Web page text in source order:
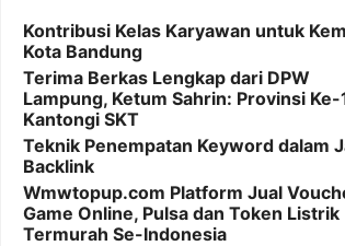
Kontribusi Kelas Karyawan untuk
Kota Bandung
Terima Berkas Lengkap dari DPW
Lampung, Ketum Sahrin: Provinsi Ke-
Kantongi SKT
Teknik Penempatan Keyword dalam
Backlink
Wmwtopup.com Platform Jual
Game Online, Pulsa dan Token Listrik
Termurah Se-Indonesia